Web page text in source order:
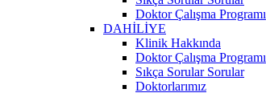
Doktor Çalışma Programı
DAHİLİYE
Klinik Hakkında
Doktor Çalışma Programı
Sıkça Sorular Sorular
Doktorlarımız